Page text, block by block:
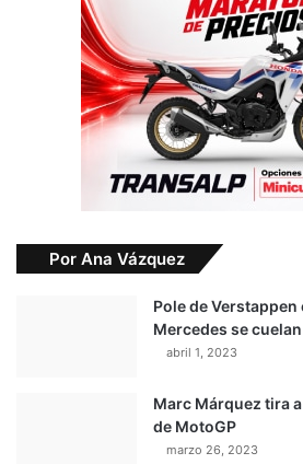
Por Ana Vázquez
Pole de
Mercedes se
abril 1, 2023
Marc Márquez tira
de MotoGP
marzo 26, 2023